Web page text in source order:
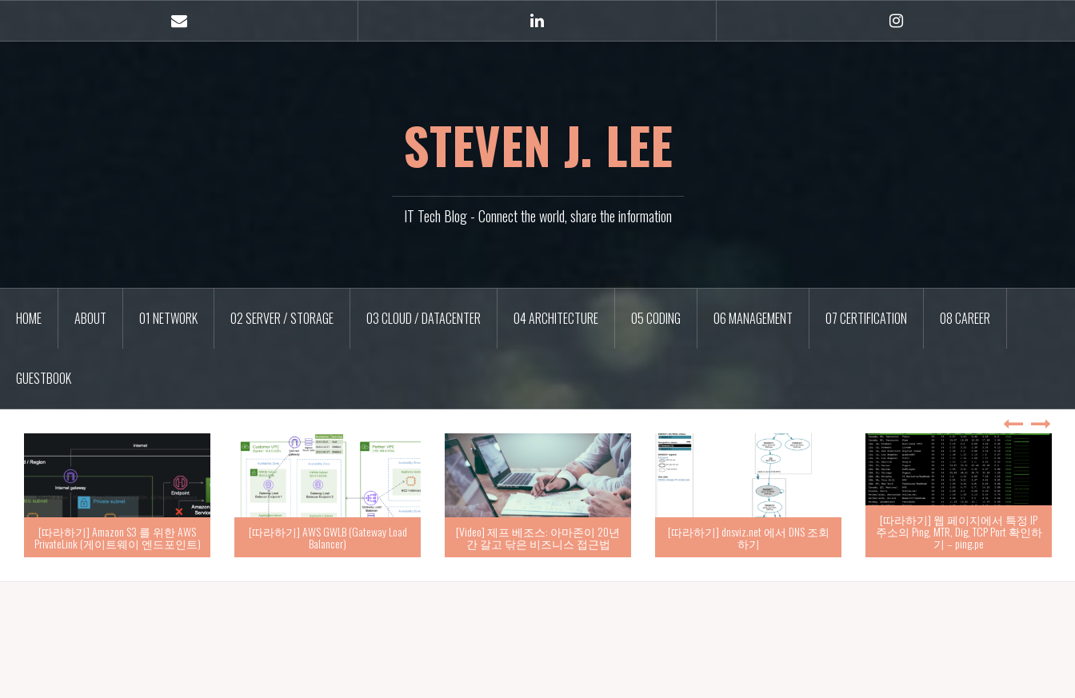
츠
mail
STEVEN J. LEE
IT Tech Blog - Connect the world, share the information
HOME ABOUT 01 NETWORK 02 SERVER / STORAGE 03 CLOUD / DATACENTER 04 ARCHITECTURE 05 CODING 06 MANAGEMENT 07 CERTIFICATION 08 CAREER
GUESTBOOK
[따라하기] Amazon S3 를 위한 AWS
PrivateLink (게이트웨이 엔드포인트)
[따라하기] AWS GWLB (Gateway Load
Balancer)
[Video] 제프 베조스: 아마존이 20년
간 갈고 닦은 비즈니스 접근법
[따라하기] dnsviz.net 에서 DNS 조회
하기
[따라하기] 웹 페이지에서 특정 IP
주소의 Ping, MTR, Dig, TCP Port 확인하
기 – ping.pe